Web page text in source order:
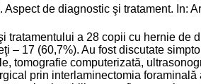
de diagnostic şi tratament. In:
tratamentului a 28 copii cu hernie de
– 17 (60,7%). Au fost discutate
tomografie computerizată,
prin interlaminectomia